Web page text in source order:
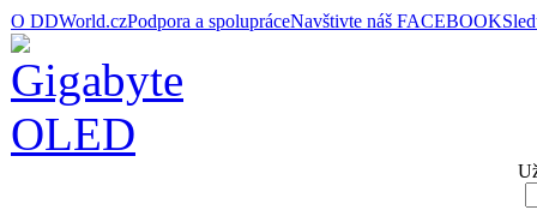
O DDWorld.czPodpora a spolupráceNavštivte náš FACEBOOK